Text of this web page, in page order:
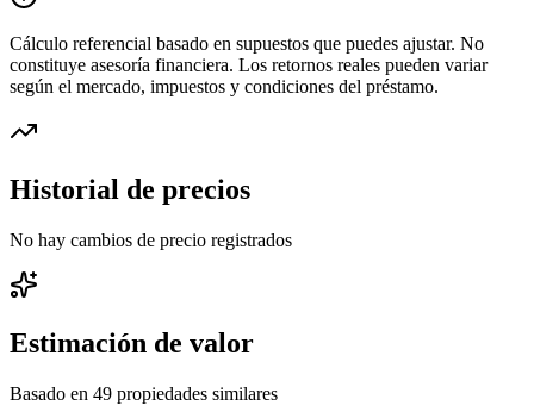
Cálculo referencial basado en supuestos que puedes ajustar. No
constituye asesoría financiera. Los retornos reales pueden variar
según el mercado, impuestos y condiciones del préstamo.
Historial de precios
No hay cambios de precio registrados
Estimación de valor
Basado en 49 propiedades similares